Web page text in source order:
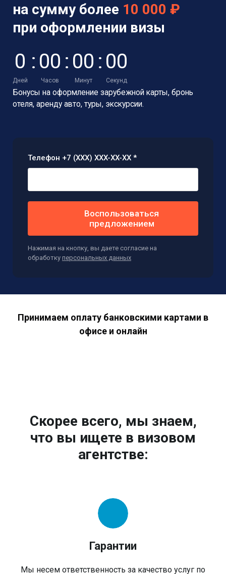
на сумму более 10 000 ₽
при оформлении визы
0
Дней
: 00
Часов
: 00
Минут
: 00
Секунд
Бонусы на оформление зарубежной карты, бронь
отеля, аренду авто, туры, экскурсии.
Телефон +7 (XXX) XXX-XX-XX *
Воспользоваться
предложением
Нажимая на кнопку, вы даете согласие на
обработку персональных данных
Принимаем оплату банковскими картами в
офисе и онлайн
Скорее всего, мы знаем,
что вы ищете в визовом
агентстве:
Гарантии
Мы несем ответственность за качество услуг по